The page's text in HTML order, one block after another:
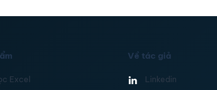
Excel
Về tác giả
Linkedin